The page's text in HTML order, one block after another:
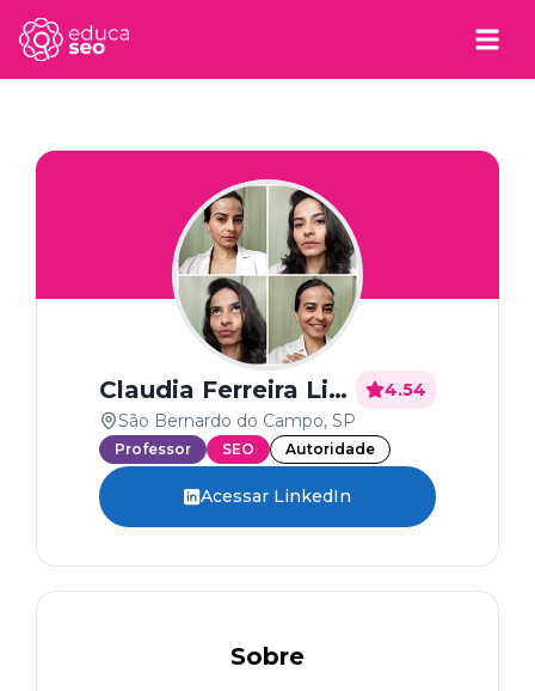
Claudia Ferreira Lima
4.54
São Bernardo do Campo, SP
Professor SEO Autoridade
Acessar LinkedIn
Sobre